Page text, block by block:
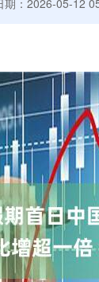
期：2026-05-12